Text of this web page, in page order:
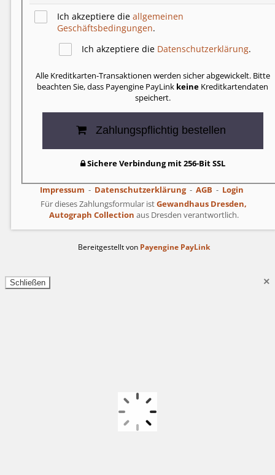
Ich akzeptiere die allgemeinen
Geschäftsbedingungen.
Ich akzeptiere die Datenschutzerklärung.
Alle Kreditkarten-Transaktionen werden sicher abgewickelt. Bitte
beachten Sie, dass Payengine PayLink keine Kreditkartendaten
speichert.
Zahlungspflichtig bestellen
Sichere Verbindung mit 256-Bit SSL
Impressum Datenschutzerklärung AGB
Login
Für dieses Zahlungsformular istGewandhaus Dresden,
Autograph Collection aus Dresden verantwortlich.
Bereitgestellt von Payengine PayLink
×
Schließen